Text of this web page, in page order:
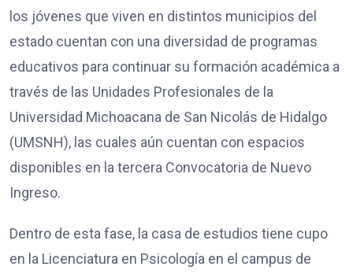
los jóvenes que viven en distintos municipios del
estado cuentan con una diversidad de programas
educativos para continuar su formación académica a
través de las Unidades Profesionales de la
Universidad Michoacana de San Nicolás de Hidalgo
(UMSNH), las cuales aún cuentan con espacios
disponibles en la tercera Convocatoria de Nuevo
Ingreso.
Dentro de esta fase, la casa de estudios tiene cupo
en la Licenciatura en Psicología en el campus de